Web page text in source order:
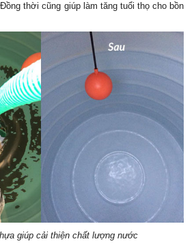
thời cũng giúp làm tăng tuổi thọ cho bồn
giúp cải thiện chất lượng nước